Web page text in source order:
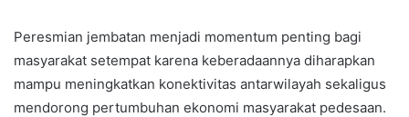
Peresmian jembatan menjadi momentum penting bagi
masyarakat setempat karena keberadaannya diharapkan
mampu meningkatkan konektivitas antarwilayah sekaligus
mendorong pertumbuhan ekonomi masyarakat pedesaan.